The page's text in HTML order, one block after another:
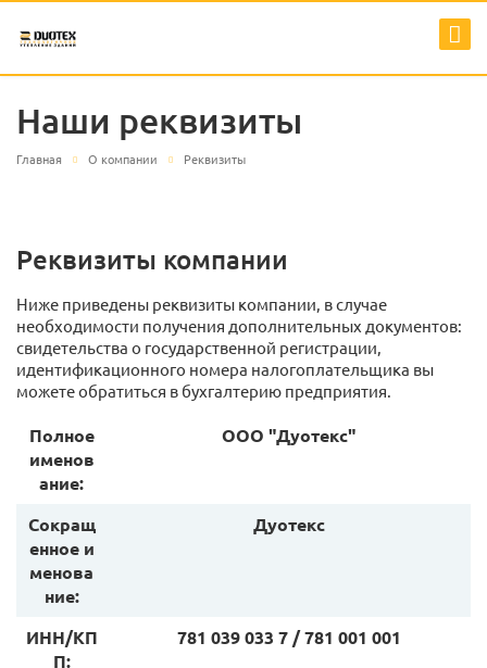
Наши реквизиты
Главная О компании Реквизиты
Реквизиты компании
Ниже приведены реквизиты компании, в случае
необходимости получения дополнительных документов:
свидетельства о государственной регистрации,
идентификационного номера налогоплательщика вы
можете обратиться в бухгалтерию предприятия.
Полное
именов
ание:
ООО "Дуотекс"
Сокращ
енное и
менова
ние:
Дуотекс
ИНН/КП
П:
781 039 033 7 / 781 001 001